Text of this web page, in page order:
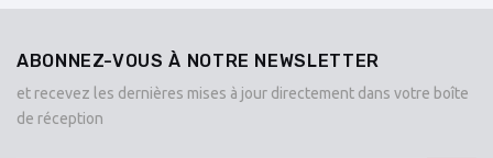
ABONNEZ-VOUS À NOTRE NEWSLETTER
et recevez les dernières mises à jour directement dans votre boîte
de réception